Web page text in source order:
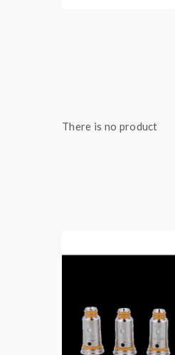
Widerstand:
Firma: InnoCigs
Adresse:
E-Mail:
There is no product